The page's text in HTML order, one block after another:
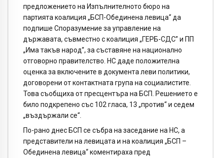
предложението на Изпълнителното бюро на
партията коалиция „БСП-Обединена левица“ да
подпише Споразумение за управление на
държавата, съвместно с коалиция „ГЕРБ-СДС” и ПП
„Има такъв народ”, за съставяне на национално
отговорно правителство. НС даде положителна
оценка за включените в документа леви политики,
договорени от контактната група на социалистите.
Това съобщиха от пресцентъра на БСП. Решението е
било подкрепено със 102 гласа, 13 „против“ и седем
„въздържали се“.
По-рано днес БСП се събра на заседание на НС, а
представители на левицата и на коалиция „БСП –
Обединена левица“ коментираха пред